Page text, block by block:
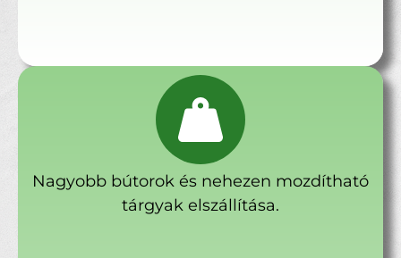
Nagyobb bútorok és nehezen mozdítható
tárgyak elszállítása.